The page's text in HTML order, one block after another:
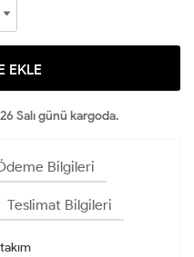
EKLE
Salı günü kargoda.
Bilgileri
Teslimat Bilgileri